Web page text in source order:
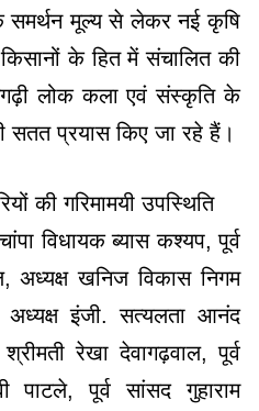
समर्थन मूल्य से लेकर नई कृषि
के हित में संचालित की
लोक कला एवं संस्कृति के
सतत प्रयास किए जा रहे हैं।
की गरिमामयी उपस्थिति
विधायक ब्यास कश्यप, पूर्व
अध्यक्ष खनिज विकास निगम
अध्यक्ष इंजी. सत्यलता आनंद
रेखा देवागढ़वाल, पूर्व
पाटले, पूर्व सांसद गुहाराम